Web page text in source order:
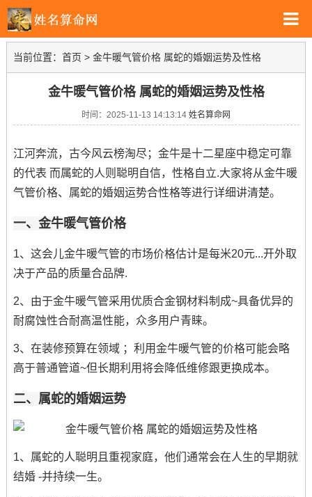
当前位置： 首页 > 金牛暖气管价格 属蛇的婚姻运势及性格
金牛暖气管价格 属蛇的婚姻运势及性格
时间：2025-11-13 14:13:14 姓名算命网
江河奔流，古今风云榜淘尽；金牛是十二星座中稳定可靠
的代表 而属蛇的人则聪明自信，性格自立.大家将从金牛暖
气管价格、属蛇的婚姻运势合性格等进行详细讲清楚。
一、金牛暖气管价格
1、这会儿金牛暖气管的市场价格估计是每米20元...开外取
决于产品的质量合品牌.
2、由于金牛暖气管采用优质合金钢材料制成~具备优异的
耐腐蚀性合耐高温性能，众多用户青睐。
3、在装修预算在领域 ；利用金牛暖气管的价格可能会略
高于普通管道~但长期利用将会降低维修跟更换成本。
二、属蛇的婚姻运势
1、属蛇的人聪明且重视家庭，他们通常会在人生的早期就
结婚 -并持续一生。